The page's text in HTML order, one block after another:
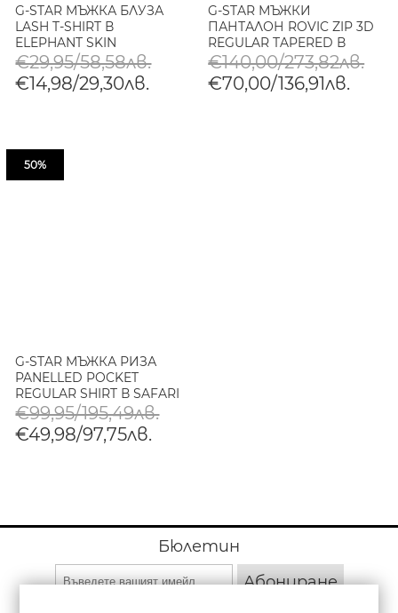
G-STAR МЪЖКА БЛУЗА
LASH T-SHIRT В
ELEPHANT SKIN
€29,95/58,58лв.
€14,98/29,30лв.
G-STAR МЪЖКИ
ПАНТАЛОН ROVIC ZIP 3D
REGULAR TAPERED В
JAVA/ELEPHANT SKIN
€140,00/273,82лв.
€70,00/136,91лв.
50%
G-STAR МЪЖКА РИЗА
PANELLED POCKET
REGULAR SHIRT В SAFARI
GD
€99,95/195,49лв.
€49,98/97,75лв.
Бюлетин
Абониране